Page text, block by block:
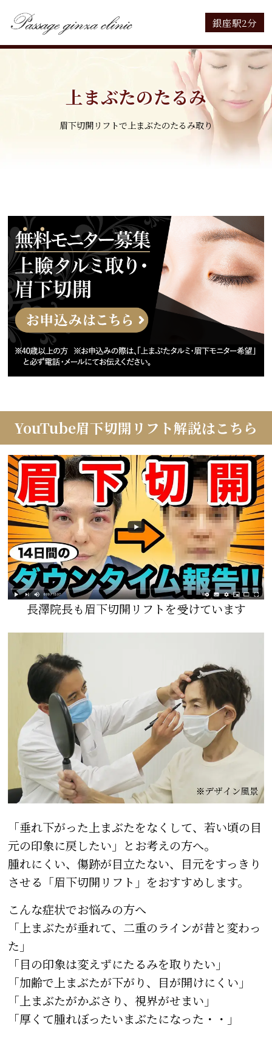
銀座駅2分
上まぶたのたるみ
眉下切開リフトで上まぶたのたるみ取り
YouTube眉下切開リフト解説はこちら
長澤院長も眉下切開リフトを受けています
「垂れ下がった上まぶたをなくして、若い頃の目
元の印象に戻したい」とお考えの方へ。
腫れにくい、傷跡が目立たない、目元をすっきり
させる「眉下切開リフト」をおすすめします。
こんな症状でお悩みの方へ
「上まぶたが垂れて、二重のラインが昔と変わっ
た」
「目の印象は変えずにたるみを取りたい」
「加齢で上まぶたが下がり、目が開けにくい」
「上まぶたがかぶさり、視界がせまい」
「厚くて腫れぼったいまぶたになった・・」